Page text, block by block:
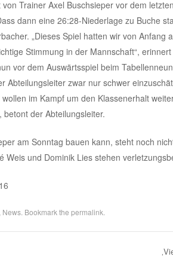
Trainer Axel Buschsieper vor dem
dann eine 26:28-Niederlage zu Buche
„Dieses Spiel hatten wir von Anfang
Stimmung in der Mannschaft“,
vor dem Auswärtsspiel beim
Abteilungsleiter zwar nur schwer
im Kampf um den Klassenerhalt
betont der Abteilungsleiter.
am Sonntag bauen kann, steht noch
Weis und Dominik Lies stehen
News. Bookmark the permalink